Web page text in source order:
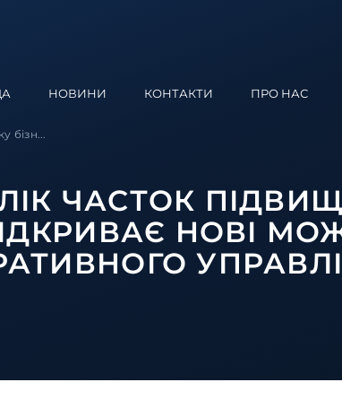
НОВИНИ КОНТАКТИ ПРО НАС
бізн...
ЧАСТОК
НОВІ